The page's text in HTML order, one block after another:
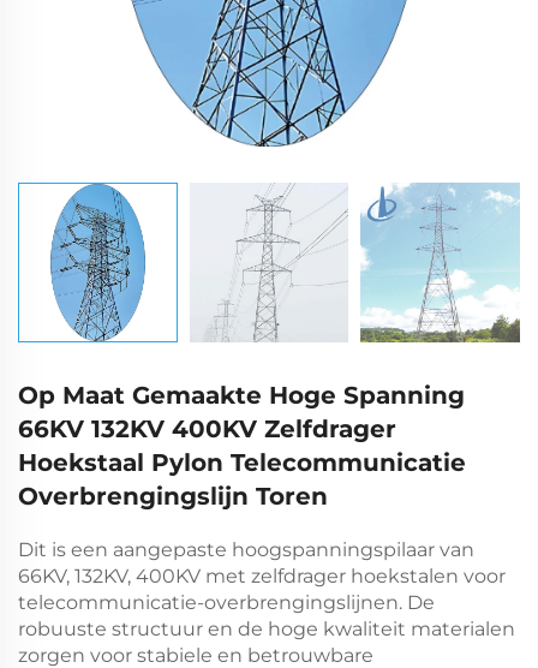
Op Maat Gemaakte Hoge Spanning
66KV 132KV 400KV Zelfdrager
Hoekstaal Pylon Telecommunicatie
Overbrengingslijn Toren
Dit is een aangepaste hoogspanningspilaar van
66KV, 132KV, 400KV met zelfdrager hoekstalen voor
telecommunicatie-overbrengingslijnen. De
robuuste structuur en de hoge kwaliteit materialen
zorgen voor stabiele en betrouwbare